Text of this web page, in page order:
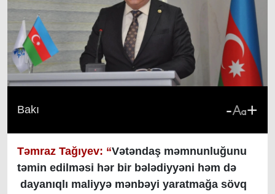
Bakı - +
Təmraz Tağıyev: “Vətəndaş məmnunluğunu
təmin edilməsi hər bir bələdiyyəni həm də
dayanıqlı maliyyə mənbəyi yaratmağa sövq